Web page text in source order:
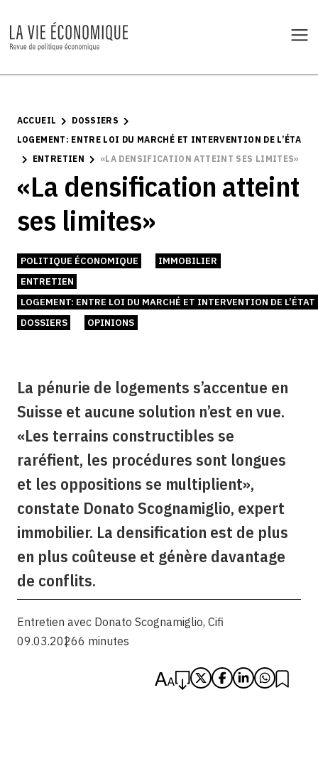
ACCUEIL
DOSSIERS
LOGEMENT: ENTRE LOI DU MARCHÉ ET INTERVENTION DE L’ÉTAT
ENTRETIEN
«LA DENSIFICATION ATTEINT SES LIMITES»
«La densification atteint
ses limites»
POLITIQUE ÉCONOMIQUE
IMMOBILIER
ENTRETIEN
LOGEMENT: ENTRE LOI DU MARCHÉ ET INTERVENTION DE L’ÉTAT
DOSSIERS
OPINIONS
La pénurie de logements s’accentue en
Suisse et aucune solution n’est en vue.
«Les terrains constructibles se
raréfient, les procédures sont longues
et les oppositions se multiplient»,
constate Donato Scognamiglio, expert
immobilier. La densification est de plus
en plus coûteuse et génère davantage
de conflits.
Entretien avec Donato Scognamiglio, Cifi
09.03.20266 minutes